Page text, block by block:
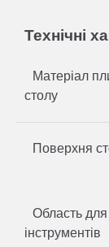
Технічні
Матеріал
столу
Поверхня
Область для
інструментів